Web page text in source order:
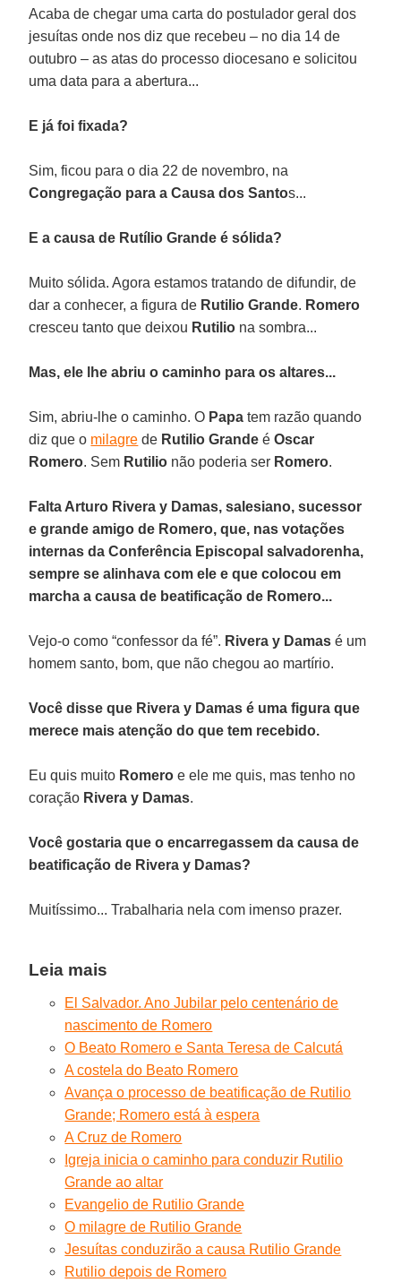
Acaba de chegar uma carta do postulador geral dos
jesuítas onde nos diz que recebeu – no dia 14 de
outubro – as atas do processo diocesano e solicitou
uma data para a abertura...
E já foi fixada?
Sim, ficou para o dia 22 de novembro, na
Congregação para a Causa dos Santos...
E a causa de Rutílio Grande é sólida?
Muito sólida. Agora estamos tratando de difundir, de
dar a conhecer, a figura de Rutilio Grande. Romero
cresceu tanto que deixou Rutilio na sombra...
Mas, ele lhe abriu o caminho para os altares...
Sim, abriu-lhe o caminho. O Papa tem razão quando
diz que o milagre de Rutilio Grande éOscar
Romero. Sem Rutilio não poderia ser Romero.
Falta Arturo Rivera y Damas, salesiano, sucessor
e grande amigo de Romero, que, nas votações
internas da Conferência Episcopal salvadorenha,
sempre se alinhava com ele e que colocou em
marcha a causa de beatificação de Romero...
Vejo-o como “confessor da fé”. Rivera y Damas é um
homem santo, bom, que não chegou ao martírio.
Você disse que Rivera y Damas é uma figura que
merece mais atenção do que tem recebido.
Eu quis muito Romero e ele me quis, mas tenho no
coração Rivera y Damas.
Você gostaria que o encarregassem da causa de
beatificação de Rivera y Damas?
Muitíssimo... Trabalharia nela com imenso prazer.
Leia mais
El Salvador. Ano Jubilar pelo centenário de
nascimento de Romero
O Beato Romero e Santa Teresa de Calcutá
A costela do Beato Romero
Avança o processo de beatificação de Rutilio
Grande; Romero está à espera
A Cruz de Romero
Igreja inicia o caminho para conduzir Rutilio
Grande ao altar
Evangelio de Rutilio Grande
O milagre de Rutilio Grande
Jesuítas conduzirão a causa Rutilio Grande
Rutilio depois de Romero